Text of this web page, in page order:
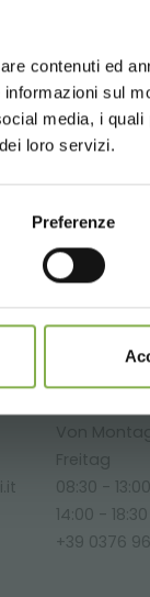
contenuti ed
sul
media, i
loro servizi.
Preferenze
teilen
Von Montag
Freitag
08:30 - 13:00
14:00 - 18:30
+39 0376
erste
auf tutti
ab
vorab
JETZT